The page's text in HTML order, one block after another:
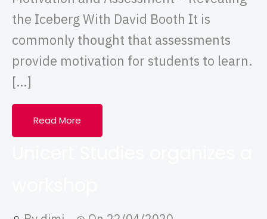
the Iceberg With David Booth It is
commonly thought that assessments
provide motivation for students to learn.
[…]
Read More